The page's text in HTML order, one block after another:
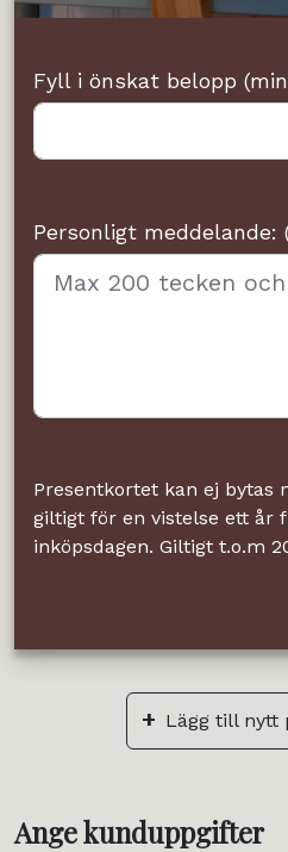
Fyll i önskat belopp
Personligt meddelande:
Presentkortet kan ej bytas
giltigt för en vistelse ett år
inköpsdagen. Giltigt t.o.m
+ Lägg till nytt
Ange kunduppgifter